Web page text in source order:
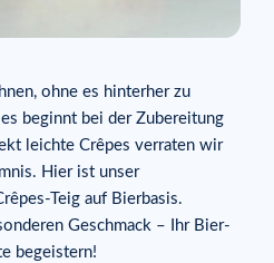
ohne es hinterher zu
beginnt bei der Zubereitung
leichte Crêpes verraten wir
Hier ist unser
Teig auf Bierbasis.
Geschmack – Ihr Bier-
begeistern!